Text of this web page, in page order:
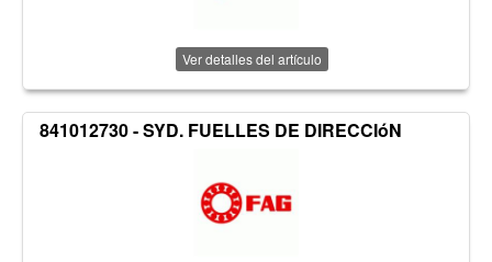
Ver detalles del artículo
841012730 - SYD. FUELLES DE DIRECCIóN